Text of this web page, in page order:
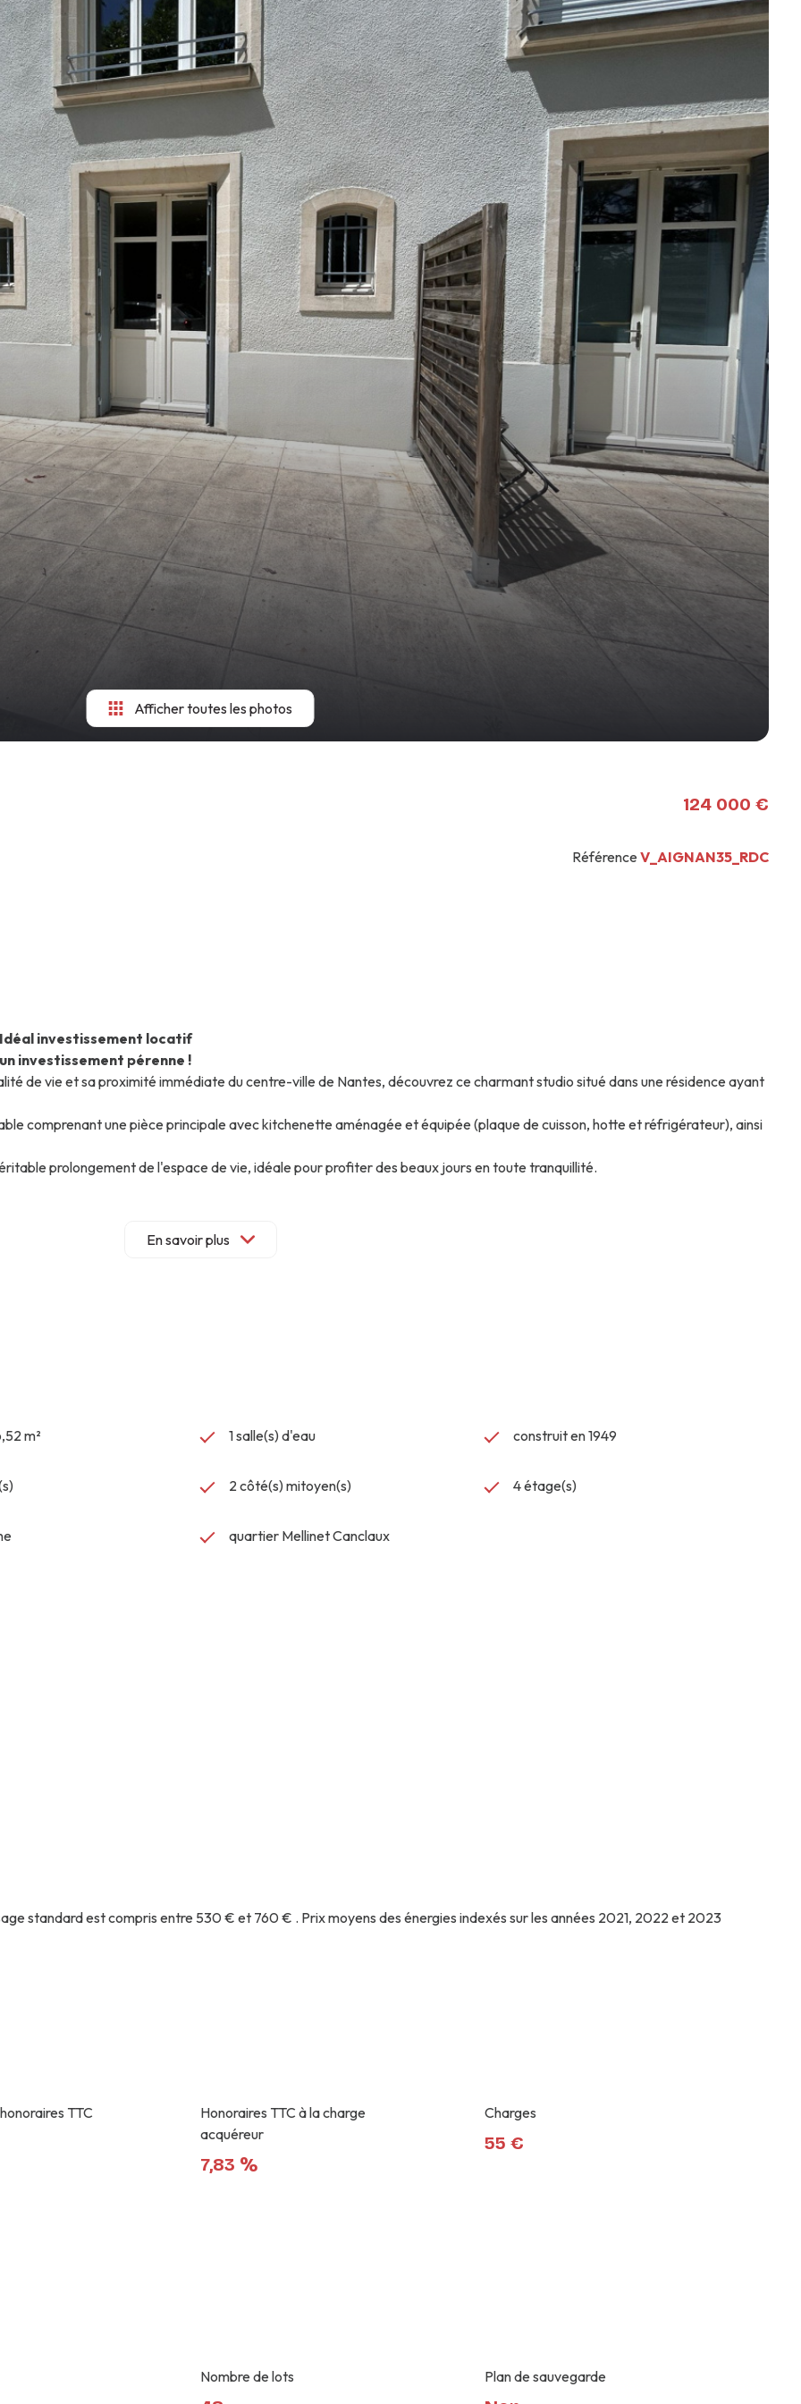
Afficher toutes les photos
124 000 €
Référence V_AIGNAN35_RDC
investissement locatif
investissement pérenne !
de vie et sa proximité immédiate du centre-ville de Nantes, découvrez ce charmant studio situé dans une résidence ayant
comprenant une pièce principale avec kitchenette aménagée et équipée (plaque de cuisson, hotte et réfrigérateur), ainsi
prolongement de l'espace de vie, idéale pour profiter des beaux jours en toute tranquillité.
de premier choix. Une opportunité à ne pas manquer !
En savoir plus
m² 1 salle(s) d'eau construit en 1949
2 côté(s) mitoyen(s) 4 étage(s)
quartier Mellinet Canclaux
standard est compris entre 530 € et 760 € . Prix moyens des énergies indexés sur les années 2021, 2022 et 2023
TTC
Honoraires TTC à la charge
acquéreur
7,83 %
Charges
55 €
Nombre de lots Plan de sauvegarde